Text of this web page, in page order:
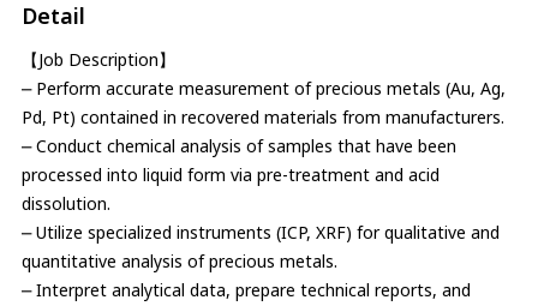
Detail
【Job Description】
⎼ Perform accurate measurement of precious metals (Au, Ag,
Pd, Pt) contained in recovered materials from manufacturers.
⎼ Conduct chemical analysis of samples that have been
processed into liquid form via pre-treatment and acid
dissolution.
⎼ Utilize specialized instruments (ICP, XRF) for qualitative and
quantitative analysis of precious metals.
⎼ Interpret analytical data, prepare technical reports, and